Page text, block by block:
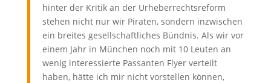
hinter der Kritik an der Urheberrechtsreform
stehen nicht nur wir Piraten, sondern inzwischen
ein breites gesellschaftliches Bündnis. Als wir vor
einem Jahr in München noch mit 10 Leuten an
wenig interessierte Passanten Flyer verteilt
haben, hätte ich mir nicht vorstellen können,